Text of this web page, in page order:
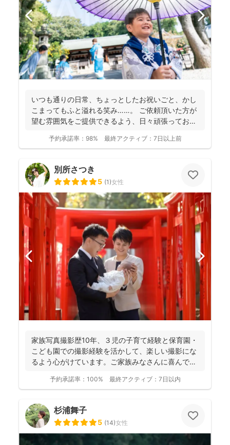
いつも通りの日常、ちょっとしたお祝いごと、かし
こまってもふと溢れる笑み……。 ご依頼頂いた方が
望む雰囲気をご提供できるよう、日々頑張っており
予約承諾率： 98% 最終アクティブ： 7日以上前
別所さつき
5 (1)女性
家族写真撮影歴10年、３児の子育て経験と保育園・
こども園での撮影経験を活かして、楽しい撮影にな
るよう心がけています。ご家族みなさんに喜んでい
予約承諾率： 100% 最終アクティブ： 7日以内
杉浦舞子
5 (14)女性